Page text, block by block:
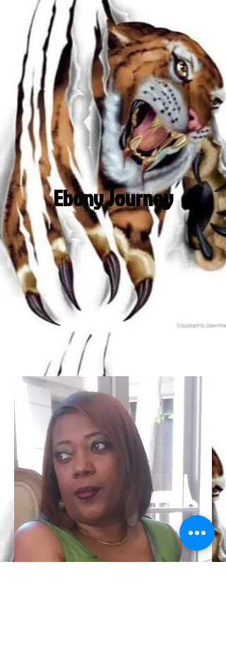
Ebony Journey